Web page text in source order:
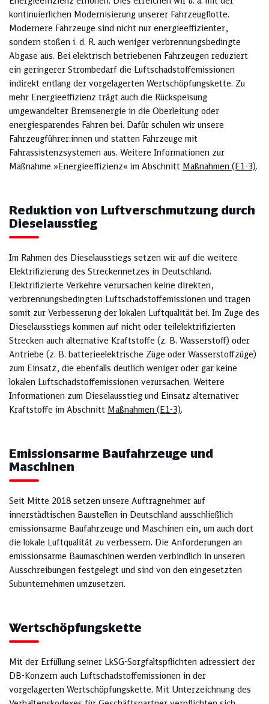
kontinuierlichen Modernisierung unserer Fahrzeugflotte.
Modernere Fahrzeuge sind nicht nur energieeffizienter,
sondern stoßen i. d. R. auch weniger verbrennungsbedingte
Abgase aus. Bei elektrisch betriebenen Fahrzeugen reduziert
ein geringerer Strombedarf die Luftschadstoffemissionen
indirekt entlang der vorgelagerten Wertschöpfungskette. Zu
mehr Energieeffizienz trägt auch die Rückspeisung
umgewandelter Bremsenergie in die Oberleitung oder
energiesparendes Fahren bei. Dafür schulen wir unsere
Fahrzeugführer:innen und statten Fahrzeuge mit
Fahrassistenzsystemen aus. Weitere Informationen zur
Maßnahme »Energieeffizienz« im Abschnitt Maßnahmen (E1-3).
Reduktion von Luftverschmutzung durch
Dieselausstieg
Im Rahmen des Dieselausstiegs setzen wir auf die weitere
Elektrifizierung des Streckennetzes in Deutschland.
Elektrifizierte Verkehre verursachen keine direkten,
verbrennungsbedingten Luftschadstoffemissionen und tragen
somit zur Verbesserung der lokalen Luftqualität bei. Im Zuge des
Dieselausstiegs kommen auf nicht oder teilelektrifizierten
Strecken auch alternative Kraftstoffe (z. B. Wasserstoff) oder
Antriebe (z. B. batterieelektrische Züge oder Wasserstoffzüge)
zum Einsatz, die ebenfalls deutlich weniger oder gar keine
lokalen Luftschadstoffemissionen verursachen. Weitere
Informationen zum Dieselausstieg und Einsatz alternativer
Kraftstoffe im Abschnitt Maßnahmen (E1-3).
Emissionsarme Baufahrzeuge und
Maschinen
Seit Mitte 2018 setzen unsere Auftragnehmer auf
innerstädtischen Baustellen in Deutschland ausschließlich
emissionsarme Baufahrzeuge und Maschinen ein, um auch dort
die lokale Luftqualität zu verbessern. Die Anforderungen an
emissionsarme Baumaschinen werden verbindlich in unseren
Ausschreibungen festgelegt und sind von den eingesetzten
Subunternehmen umzusetzen.
Wertschöpfungskette
Mit der Erfüllung seiner LkSG-Sorgfaltspflichten adressiert der
DB-Konzern auch Luftschadstoffemissionen in der
vorgelagerten Wertschöpfungskette. Mit Unterzeichnung des